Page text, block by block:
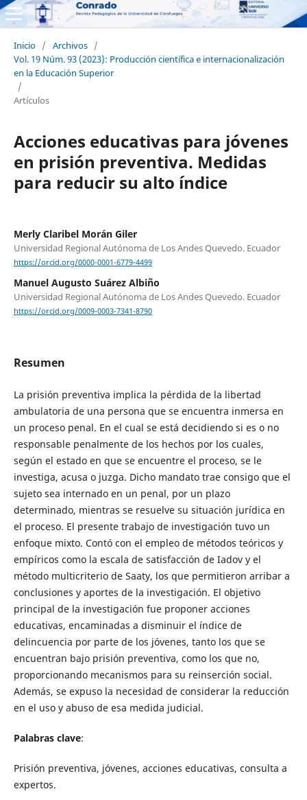
Inicio / Archivos /
Vol. 19 Núm. 93 (2023): Producción científica e internacionalización
en la Educación Superior
/
Artículos
Acciones educativas para jóvenes
en prisión preventiva. Medidas
para reducir su alto índice
Merly Claribel Morán Giler
Universidad Regional Autónoma de Los Andes Quevedo. Ecuador
https://orcid.org/0000-0001-6779-4499
Manuel Augusto Suárez Albiño
Universidad Regional Autónoma de Los Andes Quevedo. Ecuador
https://orcid.org/0009-0003-7341-8790
Resumen
La prisión preventiva implica la pérdida de la libertad
ambulatoria de una persona que se encuentra inmersa en
un proceso penal. En el cual se está decidiendo si es o no
responsable penalmente de los hechos por los cuales,
según el estado en que se encuentre el proceso, se le
investiga, acusa o juzga. Dicho mandato trae consigo que el
sujeto sea internado en un penal, por un plazo
determinado, mientras se resuelve su situación jurídica en
el proceso. El presente trabajo de investigación tuvo un
enfoque mixto. Contó con el empleo de métodos teóricos y
empíricos como la escala de satisfacción de Iadov y el
método multicriterio de Saaty, los que permitieron arribar a
conclusiones y aportes de la investigación. El objetivo
principal de la investigación fue proponer acciones
educativas, encaminadas a disminuir el índice de
delincuencia por parte de los jóvenes, tanto los que se
encuentran bajo prisión preventiva, como los que no,
proporcionando mecanismos para su reinserción social.
Además, se expuso la necesidad de considerar la reducción
en el uso y abuso de esa medida judicial.
Palabras clave:
Prisión preventiva, jóvenes, acciones educativas, consulta a
expertos.